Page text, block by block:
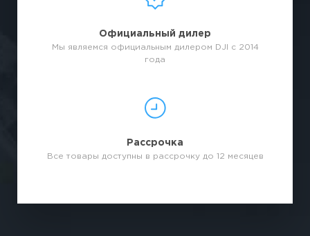
Официальный дилер
Мы являемся официальным дилером DJI с 2014
года
Рассрочка
Все товары доступны в рассрочку до 12 месяцев